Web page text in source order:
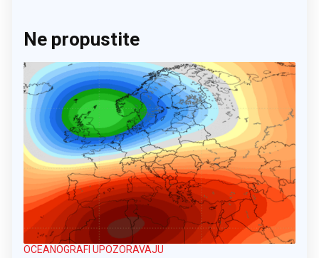
Ne propustite
OCEANOGRAFI UPOZORAVAJU